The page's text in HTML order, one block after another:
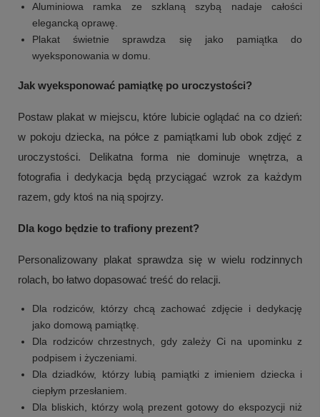
Aluminiowa ramka ze szklaną szybą nadaje całości
elegancką oprawę.
Plakat świetnie sprawdza się jako pamiątka do
wyeksponowania w domu.
Jak wyeksponować pamiątkę po uroczystości?
Postaw plakat w miejscu, które lubicie oglądać na co dzień:
w pokoju dziecka, na półce z pamiątkami lub obok zdjęć z
uroczystości. Delikatna forma nie dominuje wnętrza, a
fotografia i dedykacja będą przyciągać wzrok za każdym
razem, gdy ktoś na nią spojrzy.
Dla kogo będzie to trafiony prezent?
Personalizowany plakat sprawdza się w wielu rodzinnych
rolach, bo łatwo dopasować treść do relacji.
Dla rodziców, którzy chcą zachować zdjęcie i dedykację
jako domową pamiątkę.
Dla rodziców chrzestnych, gdy zależy Ci na upominku z
podpisem i życzeniami.
Dla dziadków, którzy lubią pamiątki z imieniem dziecka i
ciepłym przesłaniem.
Dla bliskich, którzy wolą prezent gotowy do ekspozycji niż